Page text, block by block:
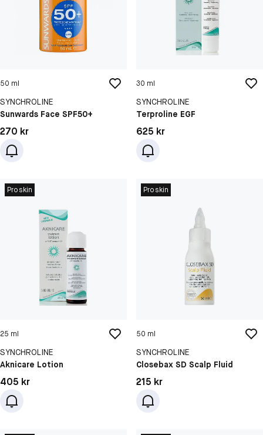
50 ml
SYNCHROLINE
Sunwards Face SPF50+
Pris: 270 kr
270 kr
30 ml
SYNCHROLINE
Terproline EGF
Pris: 625 kr
625 kr
Proskin
25 ml
SYNCHROLINE
Aknicare Lotion
Pris: 405 kr
405 kr
Proskin
50 ml
SYNCHROLINE
Closebax SD Scalp Fluid
Pris: 215 kr
215 kr